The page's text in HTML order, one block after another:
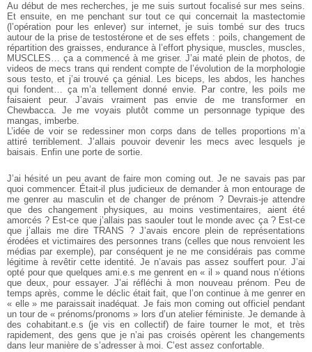
Au début de mes recherches, je me suis surtout focalisé sur mes seins.
Et ensuite, en me penchant sur tout ce qui concernait la mastectomie
(l’opération pour les enlever) sur internet, je suis tombé sur des trucs
autour de la prise de testostérone et de ses effets : poils, changement de
répartition des graisses, endurance à l’effort physique, muscles, muscles,
MUSCLES… ça a commencé à me griser. J’ai maté plein de photos, de
videos de mecs trans qui rendent compte de l’évolution de la morphologie
sous testo, et j’ai trouvé ça génial. Les biceps, les abdos, les hanches
qui fondent… ça m’a tellement donné envie. Par contre, les poils me
faisaient peur. J’avais vraiment pas envie de me transformer en
Chewbacca. Je me voyais plutôt comme un personnage typique des
mangas, imberbe.
L’idée de voir se redessiner mon corps dans de telles proportions m’a
attiré terriblement. J’allais pouvoir devenir les mecs avec lesquels je
baisais. Enfin une porte de sortie.
J’ai hésité un peu avant de faire mon coming out. Je ne savais pas par
quoi commencer. Était-il plus judicieux de demander à mon entourage de
me genrer au masculin et de changer de prénom ? Devrais-je attendre
que des changement physiques, au moins vestimentaires, aient été
amorcés ? Est-ce que j’allais pas saouler tout le monde avec ça ? Est-ce
que j’allais me dire TRANS ? J’avais encore plein de représentations
érodées et victimaires des personnes trans (celles que nous renvoient les
médias par exemple), par conséquent je ne me considérais pas comme
légitime à revêtir cette identité. Je n’avais pas assez souffert pour. J’ai
opté pour que quelques ami.e.s me genrent en « il » quand nous n’étions
que deux, pour essayer. J’ai réfléchi à mon nouveau prénom. Peu de
temps après, comme le déclic était fait, que l’on continue à me genrer en
« elle » me paraissait inadéquat. Je fais mon coming out officiel pendant
un tour de « prénoms/pronoms » lors d’un atelier féministe. Je demande à
des cohabitant.e.s (je vis en collectif) de faire tourner le mot, et très
rapidement, des gens que je n’ai pas croisés opèrent les changements
dans leur manière de s’adresser à moi. C’est assez confortable.